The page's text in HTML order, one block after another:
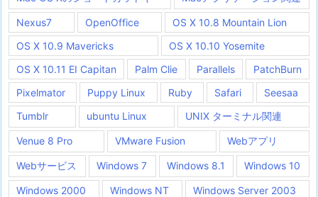
Nexus7 OpenOffice
OS X 10.8 Mountain Lion
OS X 10.9 Mavericks
OS X 10.10 Yosemite
OS X 10.11 EI Capitan
Palm Clie Parallels
PatchBurn
Pixelmator
Puppy Linux Ruby Safari
Seesaa
Tumblr
ubuntu Linux UNIX ターミナル関連
Venue 8 Pro VMware Fusion Webアプリ
Webサービス Windows 7 Windows 8.1 Windows 10
Windows 2000 Windows NT
Windows Server 2003